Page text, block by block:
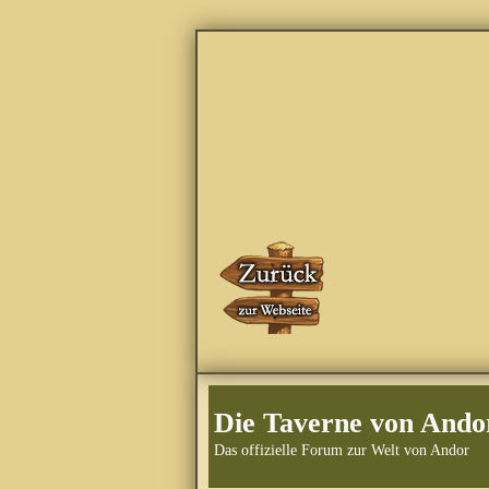
Die Taverne von
Das offizielle Forum zur Welt von Andor